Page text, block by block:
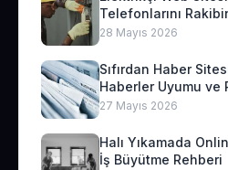
Telefonlarını
28 Mayıs 2026
Sıfırdan Haber
Haberler Uyumu ve
27 Mayıs 2026
Halı Yıkamada
İş Büyütme Rehberi